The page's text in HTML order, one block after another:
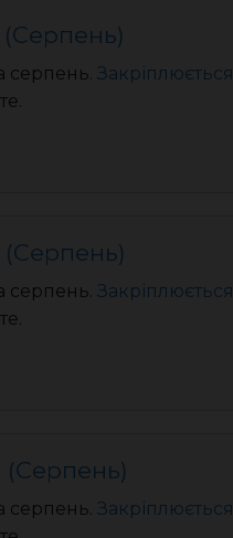
серпень. Закріплюється
серпень. Закріплюється
серпень. Закріплюється